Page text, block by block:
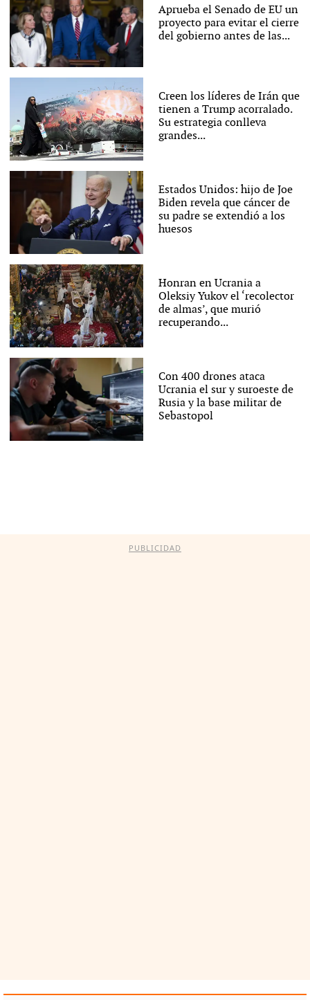
Aprueba el Senado de EU un
proyecto para evitar el cierre
del gobierno antes de las...
Creen los líderes de Irán que
tienen a Trump acorralado.
Su estrategia conlleva
grandes...
Estados Unidos: hijo de Joe
Biden revela que cáncer de
su padre se extendió a los
huesos
Honran en Ucrania a
Oleksiy Yukov el ‘recolector
de almas’, que murió
recuperando...
Con 400 drones ataca
Ucrania el sur y suroeste de
Rusia y la base militar de
Sebastopol
PUBLICIDAD